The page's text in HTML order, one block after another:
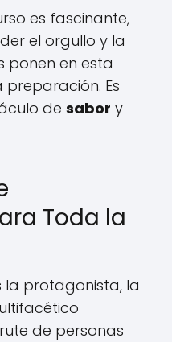
es fascinante,
el orgullo y la
ponen en esta
preparación. Es
de sabor y
Toda la
la protagonista, la
de personas